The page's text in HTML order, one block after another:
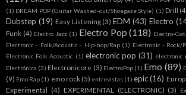
(1) DREAM POP (Guitar Washed-out/Shoegaze Style) (1) Drill
Dubstep (19) Easy Listening (3) EDM (43) Electro
Funk (4) Electro Jazz (1) Electro Pop (118) Electro-
Electronic - Folk/Acoustic - Hip-hop/Rap (1) Electronic - Rock/
Electronic Folk Acoustic (1) electronic pop (31) electronic
Electrónica (2) Electronicore (3) ElectroPop (1) Emo (89)
(9) Emo Rap (1) emo rock (5) entrevistas (1) epic (16)
Experimental (4) EXPERIMENTAL (ELECTRONIC) (3)